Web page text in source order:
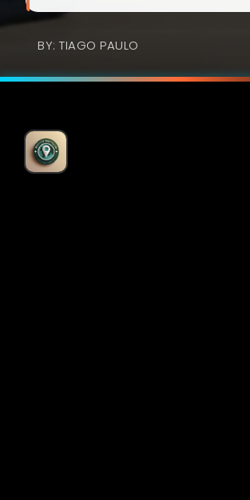
BY: TIAGO PAULO